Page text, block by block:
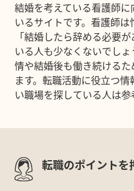
結婚を考えている看護師
いるサイトです。看護師は
「結婚したら辞める必要
いる人も少なくないでし
情や結婚後も働き続ける
ます。転職活動に役立つ
い職場を探している人は参
転職のポイントを